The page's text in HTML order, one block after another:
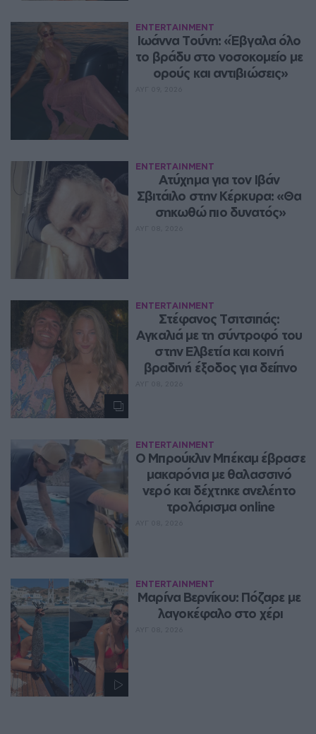
ENTERTAINMENT
Ιωάννα Τούνη: «Έβγαλα όλο
το βράδυ στο νοσοκομείο με
ορούς και αντιβιώσεις»
ENTERTAINMENT
Ατύχημα για τον Ιβάν
Σβιτάιλο στην Κέρκυρα: «Θα
σηκωθώ πιο δυνατός»
ENTERTAINMENT
Στέφανος Τσιτσιπάς:
Αγκαλιά με τη σύντροφό του
στην Ελβετία και κοινή
βραδινή έξοδος για δείπνο
ENTERTAINMENT
Ο Μπρούκλιν Μπέκαμ έβρασε
μακαρόνια με θαλασσινό
νερό και δέχτηκε ανελέητο
τρολάρισμα online
ENTERTAINMENT
Μαρίνα Βερνίκου: Πόζαρε με
λαγοκέφαλο στο χέρι